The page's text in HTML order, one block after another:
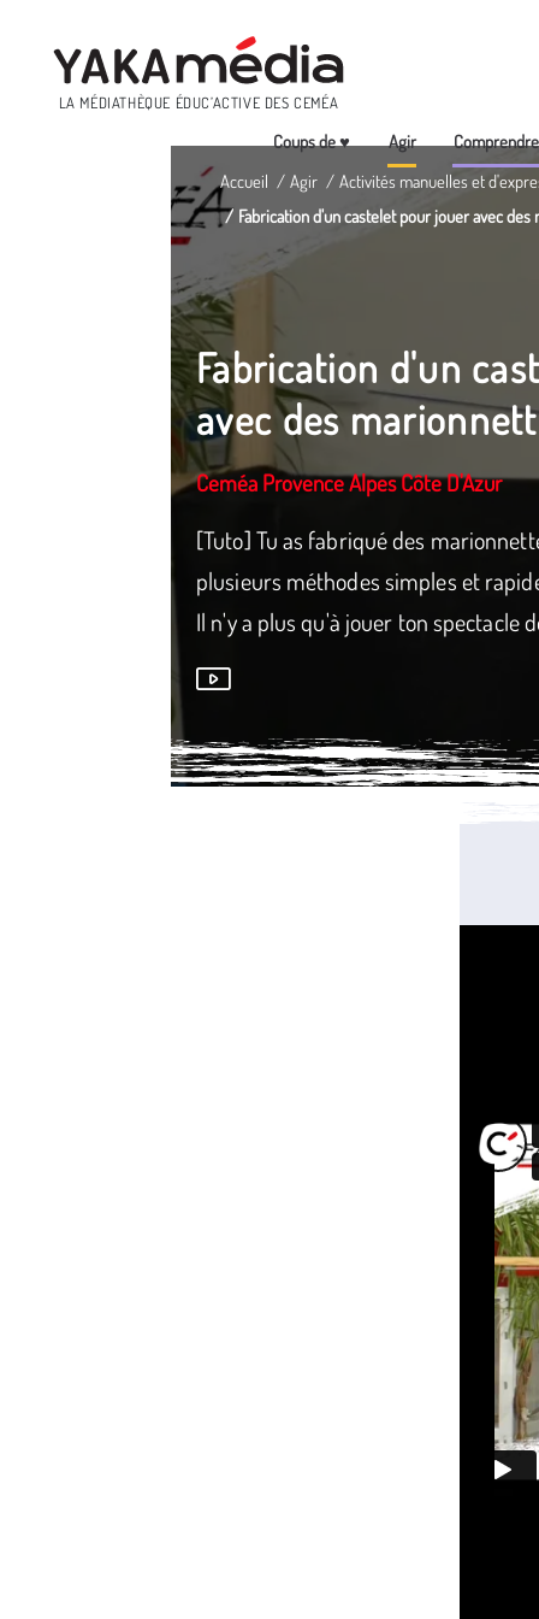
LA MÉDIATHÈQUE ÉDUC’ACTIVE DES CEMÉA
Menu
Coups de ♥ Agir
Comprendre
Accueil
Agir
Activités manuelles et
Fabrication d'un castelet pour jouer avec des
Fabrication d'un
avec des
Ceméa Provence Alpes Côte D'Azur
[Tuto] Tu as fabriqué des
plusieurs méthodes simples et
Il n'y a plus qu'à jouer ton spectacle